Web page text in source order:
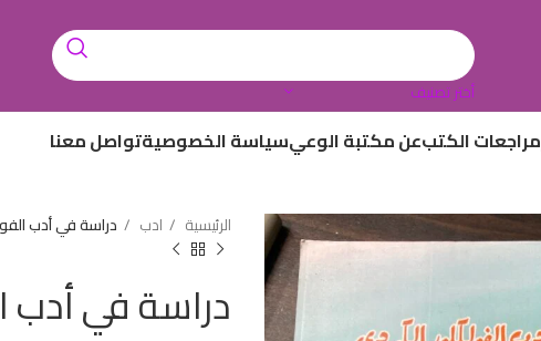
أختر تصنيف
مراجعات الكتبعن مكتبة الوعيسياسة الخصوصيةتواصل معنا
الرئيسية ادب دراسة في أدب
دراسة في أدب